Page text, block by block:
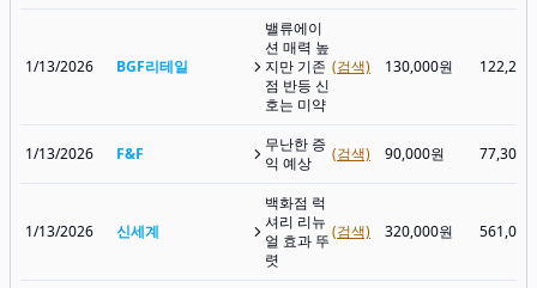
1/13/2026 BGF리테일
밸류에이
션 매력 높
지만 기존
점 반등 신
호는 미약
(검색) 130,000원 122,200
1/13/2026 F&F
무난한 증
익 예상
(검색) 90,000원 77,300
1/13/2026 신세계
백화점 럭
셔리 리뉴
얼 효과 뚜
렷
(검색) 320,000원 561,000